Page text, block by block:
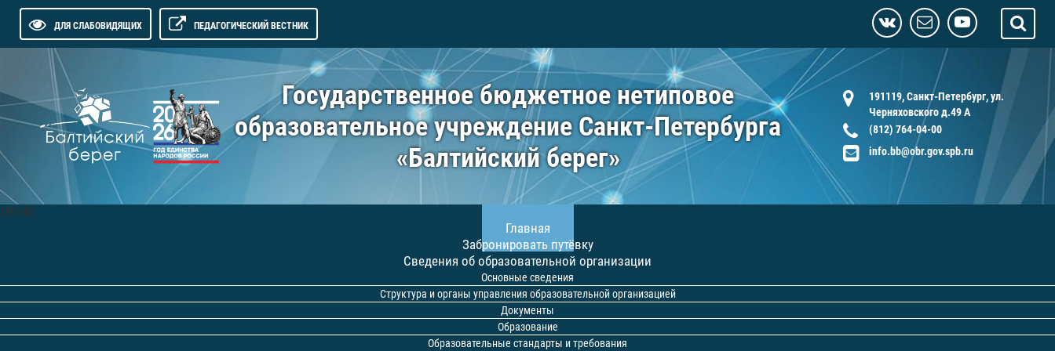
ДЛЯ СЛАБОВИДЯЩИХ ПЕДАГОГИЧЕСКИЙ ВЕСТНИК
Государственное бюджетное нетиповое
образовательное учреждение Санкт-Петербурга
«Балтийский берег»
191119, Санкт-Петербург, ул.
Черняховского д.49 А
(812) 764-04-00
info.bb@obr.gov.spb.ru
МЕНЮ
Главная
Забронировать путёвку
Сведения об образовательной организации
Основные сведения
Структура и органы управления образовательной организацией
Документы
Образование
Образовательные стандарты и требования